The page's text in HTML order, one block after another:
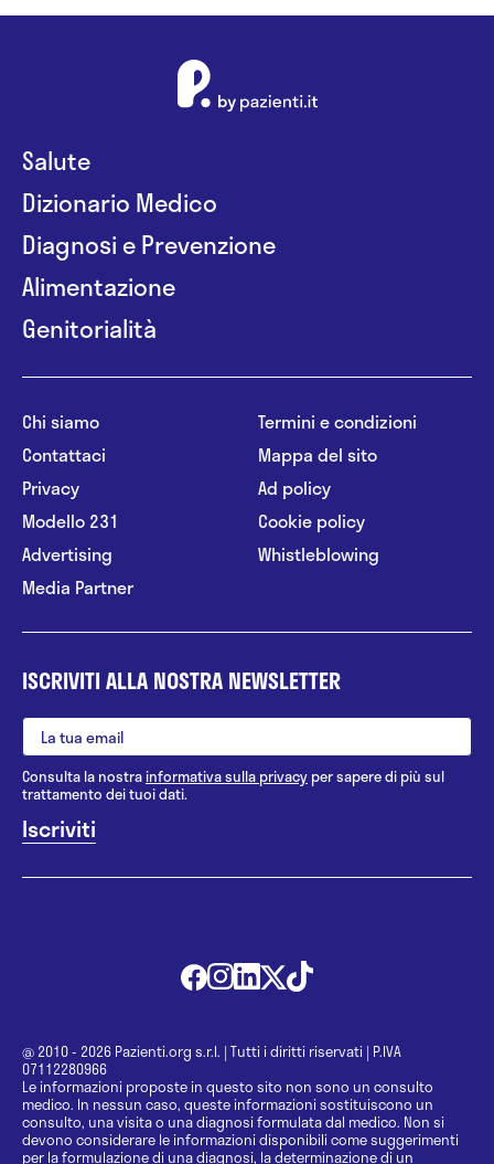
Salute
Dizionario Medico
Diagnosi e Prevenzione
Alimentazione
Genitorialità
Chi siamo
Contattaci
Privacy
Modello 231
Advertising
Media Partner
Termini e condizioni
Mappa del sito
Ad policy
Cookie policy
Whistleblowing
ISCRIVITI ALLA NOSTRA NEWSLETTER
Consulta la nostrainformativa sulla privacy per sapere di più sul
trattamento dei tuoi dati.
@ 2010 - 2026 Pazienti.org s.r.l. | Tutti i diritti riservati | P.IVA
07112280966
Le informazioni proposte in questo sito non sono un consulto
medico. In nessun caso, queste informazioni sostituiscono un
consulto, una visita o una diagnosi formulata dal medico. Non si
devono considerare le informazioni disponibili come suggerimenti
per la formulazione di una diagnosi, la determinazione di un